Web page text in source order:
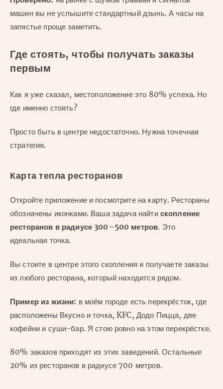
машин вы не услышите стандартный дзынь. А часы на
запястье проще заметить.
Где стоять, чтобы получать заказы
первым
Как я уже сказал, местоположение это 80% успеха. Но
где именно стоять?
Просто быть в центре недостаточно. Нужна точечная
стратегия.
Карта тепла ресторанов
Откройте приложение и посмотрите на карту. Рестораны
обозначены иконками. Ваша задача найти скопление
ресторанов в радиусе 300–500 метров. Это
идеальная точка.
Вы стоите в центре этого скопления и получаете заказы
из любого ресторана, который находится рядом.
Пример из жизни: в моём городе есть перекрёсток, где
расположены Вкусно и точка, KFC, Додо Пицца, две
кофейни и суши-бар. Я стою ровно на этом перекрёстке.
80% заказов приходят из этих заведений. Остальные
20% из ресторанов в радиусе 700 метров.